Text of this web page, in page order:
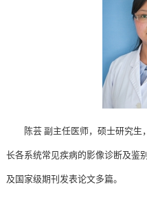
陈芸 副主任医师，硕士研究
长各系统常见疾病的影像诊断及鉴
及国家级期刊发表论文多篇。